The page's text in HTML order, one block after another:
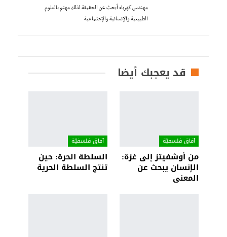
مهندس كهرباء أبحث عن الحقيقة لذلك مهتم بالعلوم
الطبيعية والإنسانية والإجتماعية
قد يعجبك أيضا
آفاق فلسفيّة‎
من أوشفيتز إلى غزة:
الإنسان يبحث عن
المعنى
آفاق فلسفيّة‎
السلطة الحرة: حين
تنتج السلطة الحرية